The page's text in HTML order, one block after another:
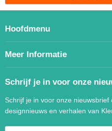
Hoofdmenu
Meer Informatie
Schrijf je in voor onze
Schrijf je in voor onze
designnieuws en verhalen van